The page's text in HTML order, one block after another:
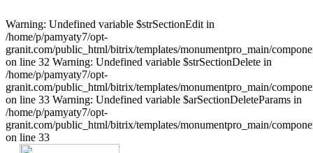
Warning: Undefined variable $strSectionEdit in
/home/p/pamyaty7/opt-
granit.com/public_html/bitrix/templates/monumentpro_main/
on line 32 Warning: Undefined variable $strSectionDelete in
/home/p/pamyaty7/opt-
granit.com/public_html/bitrix/templates/monumentpro_main/
on line 33 Warning: Undefined variable $arSectionDeleteParams in
/home/p/pamyaty7/opt-
granit.com/public_html/bitrix/templates/monumentpro_main/
on line 33